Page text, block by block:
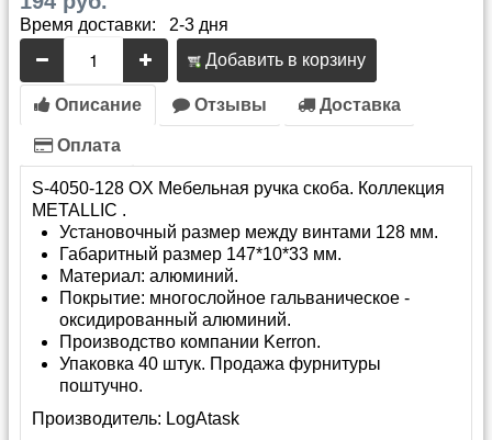
Время доставки: 2-3 дня
Добавить в корзину
Описание Отзывы Доставка
Оплата
S-4050-128 OX Мебельная ручка скоба. Коллекция
METALLIC .
Установочный размер между винтами 128 мм.
Габаритный размер 147*10*33 мм.
Материал: алюминий.
Покрытие: многослойное гальваническое -
оксидированный алюминий.
Производство компании Kerron.
Упаковка 40 штук. Продажа фурнитуры
поштучно.
Производитель: LogAtask